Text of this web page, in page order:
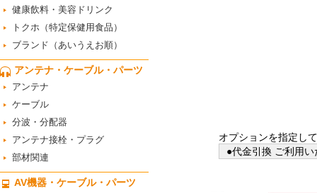
健康飲料・美容ドリンク
トクホ（特定保健用食品）
ブランド（あいうえお順）
アンテナ・ケーブル・パーツ
アンテナ
ケーブル
分波・分配器
アンテナ接栓・プラグ
部材関連
AV機器・ケーブル・パーツ
オプションを指定し
●代金引換 ご利用